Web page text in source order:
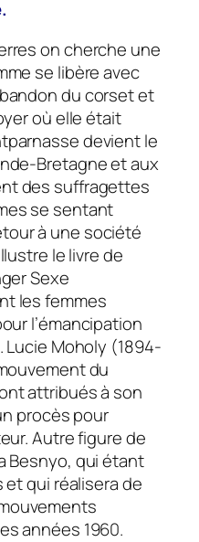
on cherche une
se libère avec
du corset et
où elle était
devient le
Bretagne et aux
des suffragettes
se sentant
à une société
le livre de
Sexe
les femmes
l’émancipation
Moholy (1894-
du
attribués à son
procès pour
Autre figure de
Besnyo, qui étant
et qui réalisera de
années 1960.